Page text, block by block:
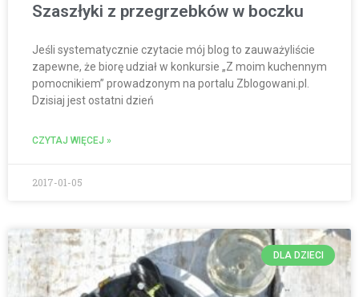
Szaszłyki z przegrzebków w boczku
Jeśli systematycznie czytacie mój blog to zauważyliście
zapewne, że biorę udział w konkursie „Z moim kuchennym
pomocnikiem” prowadzonym na portalu Zblogowani.pl.
Dzisiaj jest ostatni dzień
CZYTAJ WIĘCEJ »
2017-01-05
DLA DZIECI